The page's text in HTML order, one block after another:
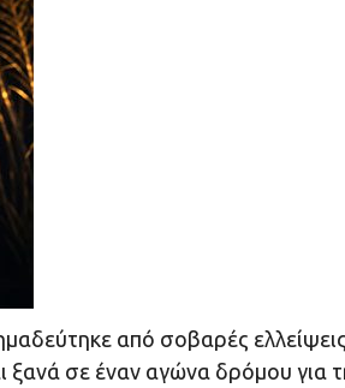
από σοβαρές
σε έναν αγώνα δρόμου για